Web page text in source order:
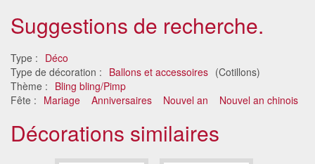
Suggestions de recherche.
Type : Déco
Type de décoration : Ballons et accessoires (Cotillons)
Thème : Bling bling/Pimp
Fête : Mariage Anniversaires Nouvel an Nouvel an chinois
Décorations similaires